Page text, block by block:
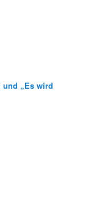
und „Es wird